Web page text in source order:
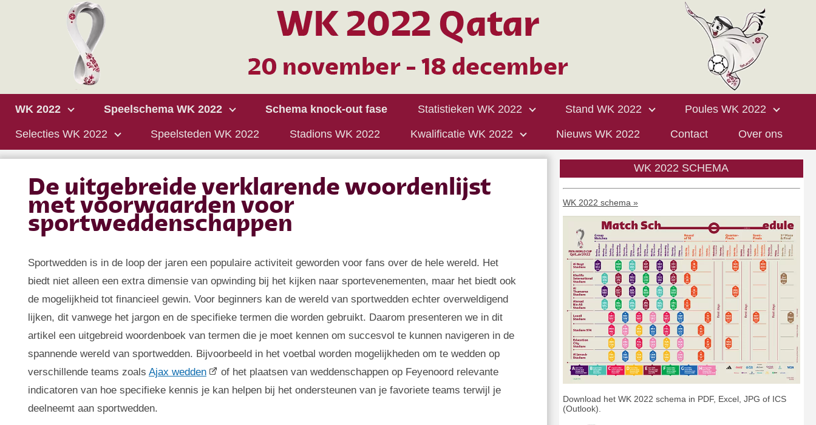
WK 2022 Speelschema WK 2022 Schema knock-out fase Statistieken WK 2022 Stand WK 2022 Poules WK 2022
Selecties WK 2022 Speelsteden WK 2022 Stadions WK 2022 Kwalificatie WK 2022 Nieuws WK 2022 Contact Over ons
De uitgebreide verklarende woordenlijst
met voorwaarden voor
sportweddenschappen
Sportwedden is in de loop der jaren een populaire activiteit geworden voor fans over de hele wereld. Het
biedt niet alleen een extra dimensie van opwinding bij het kijken naar sportevenementen, maar het biedt ook
de mogelijkheid tot financieel gewin. Voor beginners kan de wereld van sportwedden echter overweldigend
lijken, dit vanwege het jargon en de specifieke termen die worden gebruikt. Daarom presenteren we in dit
artikel een uitgebreid woordenboek van termen die je moet kennen om succesvol te kunnen navigeren in de
spannende wereld van sportwedden. Bijvoorbeeld in het voetbal worden mogelijkheden om te wedden op
verschillende teams zoalsAjax wedden
of het plaatsen van weddenschappen op Feyenoord relevante
indicatoren van hoe specifieke kennis je kan helpen bij het ondersteunen van je favoriete teams terwijl je
deelneemt aan sportwedden.
WK 2022 SCHEMA
WK 2022 schema »
Download het WK 2022 schema in PDF, Excel, JPG of ICS
(Outlook).